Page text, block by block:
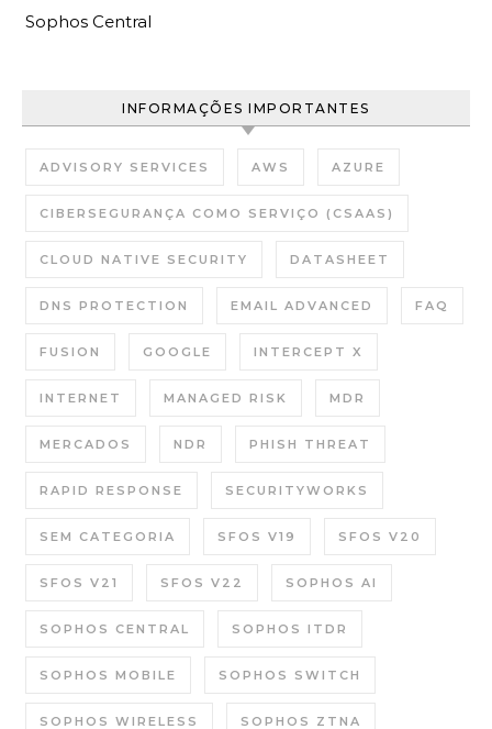
Sophos Central
INFORMAÇÕES IMPORTANTES
ADVISORY SERVICES AWS AZURE
CIBERSEGURANÇA COMO SERVIÇO (CSAAS)
CLOUD NATIVE SECURITY DATASHEET
DNS PROTECTION EMAIL ADVANCED FAQ
FUSION GOOGLE INTERCEPT X
INTERNET MANAGED RISK MDR
MERCADOS NDR PHISH THREAT
RAPID RESPONSE SECURITYWORKS
SEM CATEGORIA SFOS V19 SFOS V20
SFOS V21 SFOS V22 SOPHOS AI
SOPHOS CENTRAL SOPHOS ITDR
SOPHOS MOBILE SOPHOS SWITCH
SOPHOS WIRELESS SOPHOS ZTNA